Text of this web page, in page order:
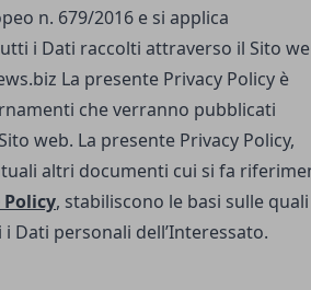
n. 679/2016 e si applica
i Dati raccolti attraverso il Sito
La presente Privacy Policy è
che verranno pubblicati
web. La presente Privacy Policy,
altri documenti cui si fa
Policy, stabiliscono le basi sulle quali
Dati personali dell’Interessato.